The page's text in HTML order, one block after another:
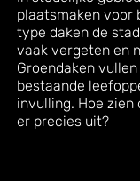
plaatsmaken voor
type daken de
vaak vergeten en
Groendaken
bestaande
invulling. Hoe zien
er precies uit?